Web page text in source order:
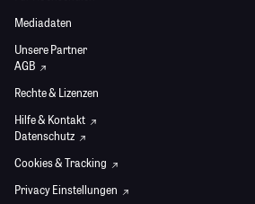
Mediadaten
Unsere Partner
AGB
Rechte & Lizenzen
Hilfe & Kontakt
Datenschutz
Cookies & Tracking
Privacy Einstellungen